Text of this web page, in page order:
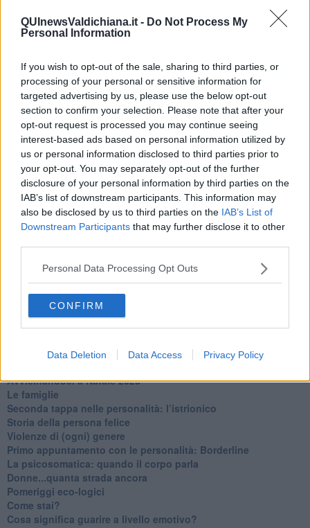
QUInewsValdichiana.it - Do Not Process My
Personal Information
If you wish to opt-out of the sale, sharing to third parties, or
processing of your personal or sensitive information for
targeted advertising by us, please use the below opt-out
section to confirm your selection. Please note that after your
opt-out request is processed you may continue seeing
interest-based ads based on personal information utilized by
us or personal information disclosed to third parties prior to
your opt-out. You may separately opt-out of the further
disclosure of your personal information by third parties on the
IAB’s list of downstream participants. This information may
also be disclosed by us to third parties on the IAB’s List of
Downstream Participants that may further disclose it to other
Personal Data Processing Opt Outs
CONFIRM
Data Deletion Data Access Privacy Policy
Adultescenza
Homo imbecillis
Quando il silenzio è aggressivo
​Il passato, questo conosciuto!
​Clima ballerino e sbalzi d’umore
La maternità
​L’uomo o l’orso?
Non hanno un amico a teatro​
​Tutta una questione di rispetto
​Cose che ci esauriscono
​Vespa che passione!
​Lasciate ai vostri figli il diritto di piangere
​Parole d’amore regalate al vento
​Essere genitori di un adolescente
​Saper pazientare
Ma ti ascolti?
Contornati di persone che…
Non dare niente per scontato
Che cos’è la dipendenza affettiva?
Quarta tappa nelle personalità: il narcisista
​Iniziamo l’anno con il piede giusto
​Avvicinandoci a Natale 2023
Le famiglie
Seconda tappa nelle personalità: l’istrionico
​Storia della persona felice
Violenze di (ogni) genere
​Primo appuntamento con le personalità: Borderline
La psicosomatica: quando il corpo parla
Donne...quanta strada ancora
​Pomeriggi eco-logici
​Come stai?
Cosa significa guarire a livello emotivo?